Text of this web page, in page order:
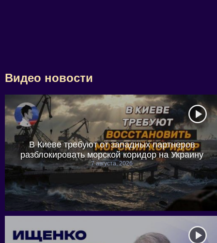
Видео новости
В Киеве требуют от западных партнеров
разблокировать морской коридор на Украину
7 августа, 2026